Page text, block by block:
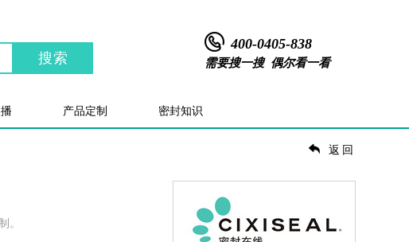
搜索
400-0405-838
需要搜一搜 偶尔看一看
产品定制 密封知识
返回
。